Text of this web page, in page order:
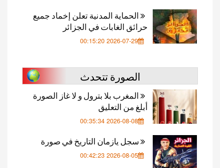
الحماية المدنية تعلن إخماد جميع
حرائق الغابات في الجزائر
2026-07-29 00:15:20
الصورة تتحدث
المغرب بلا بترول و لا غاز الصورة
أبلغ من التعليق
2026-08-08 00:35:34
سجل يازمان التاريخ في صورة
2026-08-05 00:42:23